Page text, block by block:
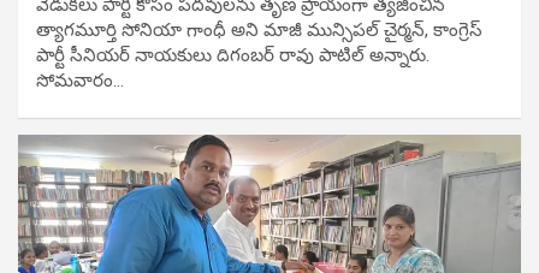
వేడుక‌లు పార్టీ కోసం ప‌ద‌వుల‌ను తృణ ప్రాయంగా త్య‌జించిన
త్యాగమూర్తి సోనియా గాంధీ అని మాజీ మున్సిప‌ల్ చైర్మ‌న్, కాంగ్రెస్
పార్టీ సీనియ‌ర్ నాయ‌కులు దిగంబ‌ర్ రావు పాటిల్ అన్నారు.
సోమవారం…